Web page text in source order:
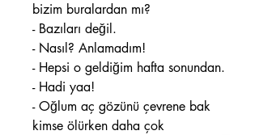
bizim buralardan mı?
- Bazıları değil.
- Nasıl? Anlamadım!
- Hepsi o geldiğim hafta sonundan.
- Hadi yaa!
- Oğlum aç gözünü çevrene bak
kimse ölürken daha çok